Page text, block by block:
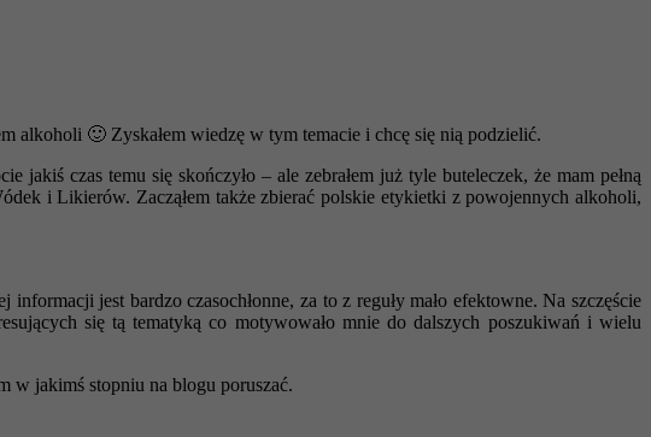
alkoholi 🙂 Zyskałem wiedzę w tym temacie i chcę się nią podzielić.
czas temu się skończyło – ale zebrałem już tyle buteleczek, że mam pełną
i Likierów. Zacząłem także zbierać polskie etykietki z powojennych alkoholi,
jest bardzo czasochłonne, za to z reguły mało efektowne. Na szczęście
się tą tematyką co motywowało mnie do dalszych poszukiwań i wielu
w jakimś stopniu na blogu poruszać.